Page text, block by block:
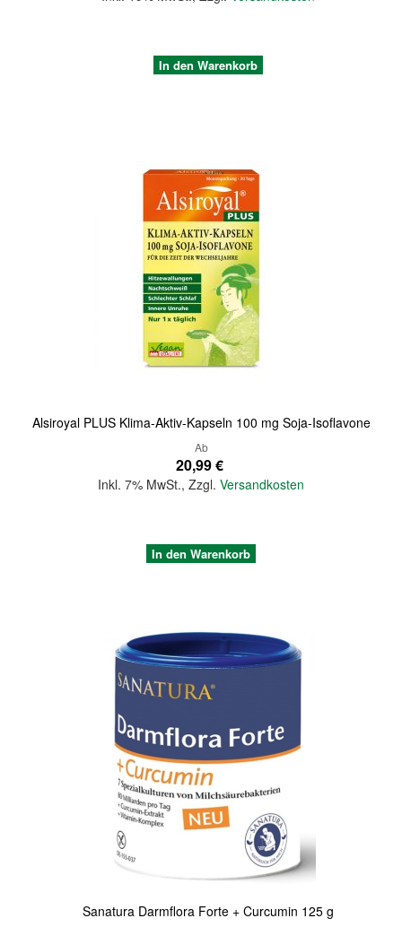
In den Warenkorb
Alsiroyal PLUS Klima-Aktiv-Kapseln 100 mg Soja-Isoflavone
Ab
20,99 €
Inkl. 7% MwSt., Zzgl. Versandkosten
In den Warenkorb
Sanatura Darmflora Forte + Curcumin 125 g